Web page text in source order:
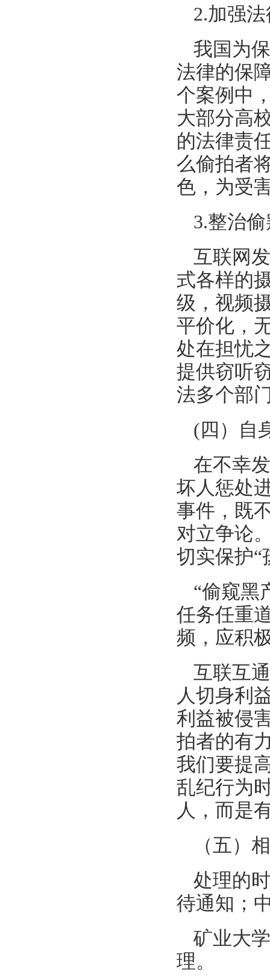
2.加强
我国为
法律的保
个案例中
大部分高
的法律责
么偷拍者
色，为受
3.整治
互联网
式各样的
级，视频
平价化，
处在担忧
提供窃听
法多个部
(四）自
在不幸
坏人惩处
事件，既
对立争论
切实保护“
“偷窥黑
任务任重
频，应积
互联互
人切身利
利益被侵
拍者的有
我们要提
乱纪行为
人，而是
（五）
处理的
待通知；
矿业大
理。